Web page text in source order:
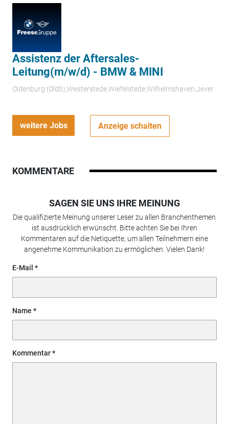
Assistenz der Aftersales-
Leitung(m/w/d) - BMW & MINI
Oldenburg (Oldb);Westerstede;Wiefelstede;Wilhelmshaven;Jever
weitere Jobs Anzeige schalten
KOMMENTARE
SAGEN SIE UNS IHRE MEINUNG
Die qualifizierte Meinung unserer Leser zu allen Branchenthemen
ist ausdrücklich erwünscht. Bitte achten Sie bei Ihren
Kommentaren auf die Netiquette, um allen Teilnehmern eine
angenehme Kommunikation zu ermöglichen. Vielen Dank!
E-Mail
Name
Kommentar